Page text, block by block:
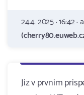
24.4. 2025 · 16:42 ·
Jiz v prvnim